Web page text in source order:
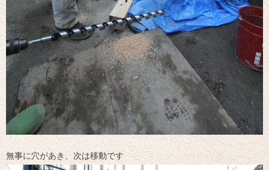
無事に穴があき、次は移動です